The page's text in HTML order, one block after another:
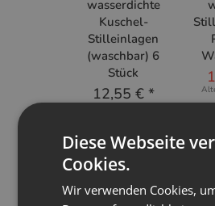
wasserdichte
Kuschel-
Stilleinlagen
(waschbar) 6
Stück
12,55 € *
Kunden kauften
Diese Webseite
Cookies.
Wir verwenden Cookies,